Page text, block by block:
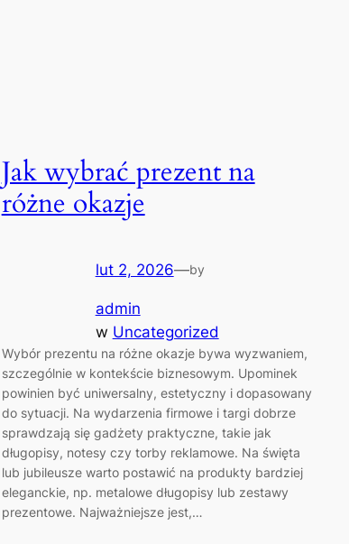
Jak wybrać prezent na
różne okazje
lut 2, 2026—by
admin
w Uncategorized
Wybór prezentu na różne okazje bywa wyzwaniem,
szczególnie w kontekście biznesowym. Upominek
powinien być uniwersalny, estetyczny i dopasowany
do sytuacji. Na wydarzenia firmowe i targi dobrze
sprawdzają się gadżety praktyczne, takie jak
długopisy, notesy czy torby reklamowe. Na święta
lub jubileusze warto postawić na produkty bardziej
eleganckie, np. metalowe długopisy lub zestawy
prezentowe. Najważniejsze jest,…